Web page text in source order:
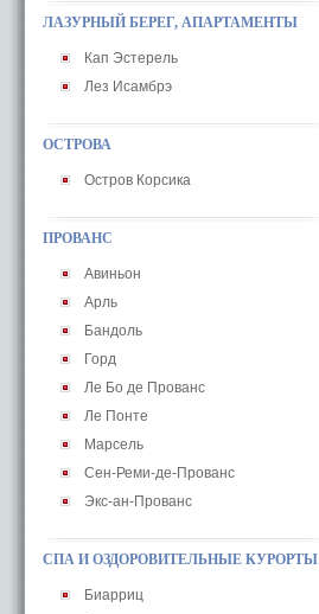
ЛАЗУРНЫЙ БЕРЕГ, АПАРТАМЕНТЫ
Кап Эстерель
Лез Исамбрэ
ОСТРОВА
Остров Корсика
ПРОВАНС
Авиньон
Арль
Бандоль
Горд
Ле Бо де Прованс
Ле Понте
Марсель
Сен-Реми-де-Прованс
Экс-ан-Прованс
СПА И ОЗДОРОВИТЕЛЬНЫЕ КУРОРТЫ
Биарриц